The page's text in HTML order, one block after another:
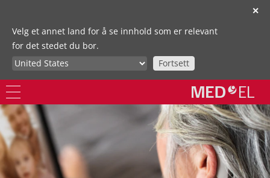
✕
Velg et annet land for å se innhold som er relevant
for det stedet du bor.
Fortsett